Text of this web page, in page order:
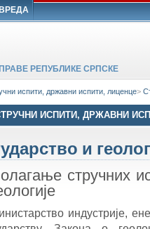
РЕПУБЛИКЕ СРПСКЕ
испити, државни испити, лиценце>
ИСПИТИ, ДРЖАВНИ
и
стручних
индустрије,